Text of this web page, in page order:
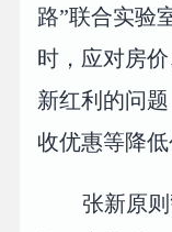
路”联合实验
时，应对房
新红利的问
收优惠等降低
张新原